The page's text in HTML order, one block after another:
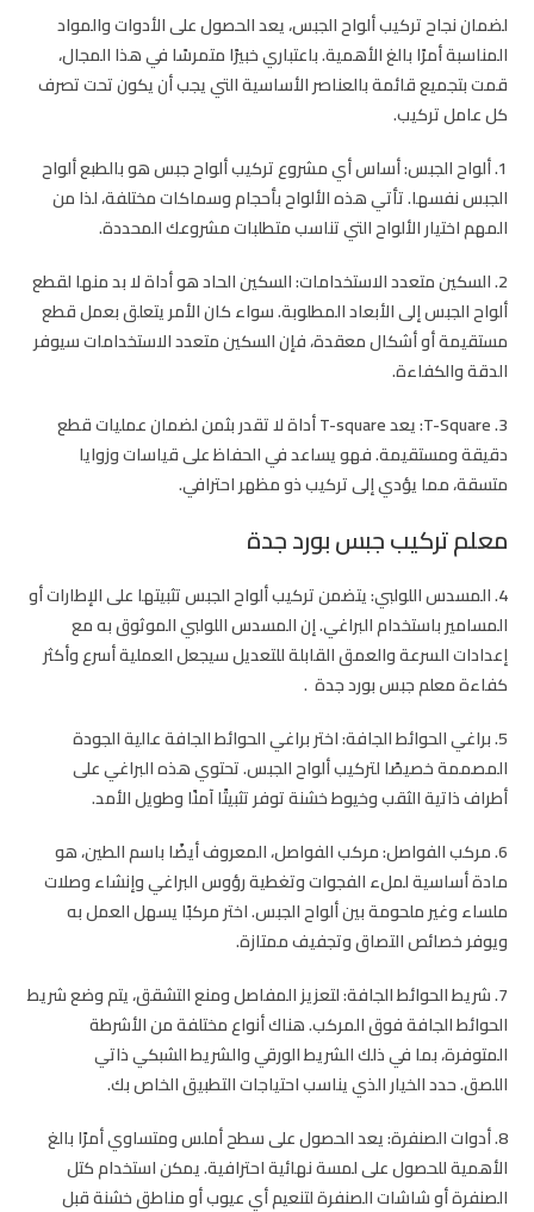
لضمان نجاح تركيب ألواح الجبس، يعد الحصول على الأدوات والمواد
المناسبة أمرًا بالغ الأهمية. باعتباري خبيرًا متمرسًا في هذا المجال،
قمت بتجميع قائمة بالعناصر الأساسية التي يجب أن يكون تحت تصرف
كل عامل تركيب.
1. ألواح الجبس:
أساس أي مشروع تركيب ألواح جبس هو بالطبع ألواح
الجبس نفسها. تأتي هذه الألواح بأحجام وسماكات مختلفة، لذا من
المهم اختيار الألواح التي تناسب متطلبات مشروعك المحددة.
2. السكين متعدد الاستخدامات:
السكين الحاد هو أداة لا بد منها لقطع
ألواح الجبس إلى الأبعاد المطلوبة. سواء كان الأمر يتعلق بعمل قطع
مستقيمة أو أشكال معقدة، فإن السكين متعدد الاستخدامات سيوفر
الدقة والكفاءة.
3. T-Square:
يعد T-square أداة لا تقدر بثمن لضمان عمليات قطع
دقيقة ومستقيمة. فهو يساعد في الحفاظ على قياسات وزوايا
متسقة، مما يؤدي إلى تركيب ذو مظهر احترافي.
معلم تركيب جبس بورد جدة
4. المسدس اللولبي:
يتضمن تركيب ألواح الجبس تثبيتها على الإطارات أو
المسامير باستخدام البراغي. إن المسدس اللولبي الموثوق به مع
إعدادات السرعة والعمق القابلة للتعديل سيجعل العملية أسرع وأكثر
كفاءةمعلم جبس بورد جدة .
5. براغي الحوائط الجافة:
اختر براغي الحوائط الجافة عالية الجودة
المصممة خصيصًا لتركيب ألواح الجبس. تحتوي هذه البراغي على
أطراف ذاتية الثقب وخيوط خشنة توفر تثبيتًا آمنًا وطويل الأمد.
6. مركب الفواصل:
مركب الفواصل، المعروف أيضًا باسم الطين، هو
مادة أساسية لملء الفجوات وتغطية رؤوس البراغي وإنشاء وصلات
ملساء وغير ملحومة بين ألواح الجبس. اختر مركبًا يسهل العمل به
ويوفر خصائص التصاق وتجفيف ممتازة.
7. شريط الحوائط الجافة:
لتعزيز المفاصل ومنع التشقق، يتم وضع شريط
الحوائط الجافة فوق المركب. هناك أنواع مختلفة من الأشرطة
المتوفرة، بما في ذلك الشريط الورقي والشريط الشبكي ذاتي
اللصق. حدد الخيار الذي يناسب احتياجات التطبيق الخاص بك.
8. أدوات الصنفرة:
يعد الحصول على سطح أملس ومتساوي أمرًا بالغ
الأهمية للحصول على لمسة نهائية احترافية. يمكن استخدام كتل
الصنفرة أو شاشات الصنفرة لتنعيم أي عيوب أو مناطق خشنة قبل